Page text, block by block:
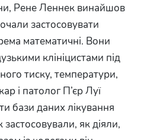
Рене Леннек винайшов
застосовувати
математичні. Вони
клініцистами під
тиску, температури,
і патолог П’єр Луї
бази даних лікування
як діяли,